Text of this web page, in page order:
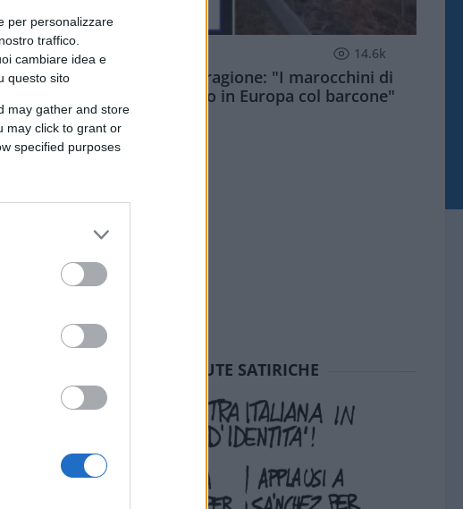
per personalizzare
traffico.
cambiare idea e
questo sito
may gather and store
may click to grant or
specified purposes
ESTERI 14.6k
Meloni aveva ragione: "I marocchini di
Ceuta sbarcano in Europa col barcone"
SEDUTE SATIRICHE